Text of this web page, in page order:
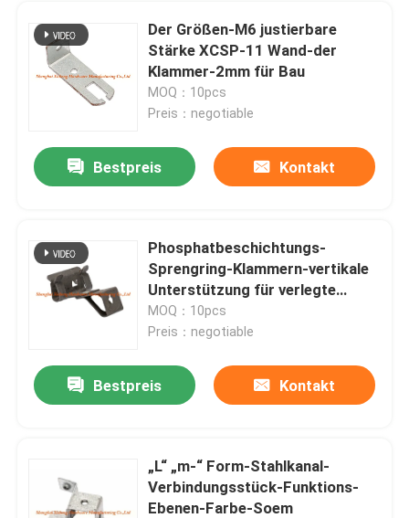
Der Größen-M6 justierbare
Stärke XCSP-11 Wand-der
Klammer-2mm für Bau
MOQ：10pcs
Preis：negotiable
Bestpreis Kontakt
Phosphatbeschichtungs-
Sprengring-Klammern-vertikale
Unterstützung für verlegte
Stange M6/M8
MOQ：10pcs
Preis：negotiable
Bestpreis Kontakt
„L“ „m-“ Form-Stahlkanal-
Verbindungsstück-Funktions-
Ebenen-Farbe-Soem